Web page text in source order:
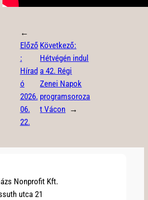
←
Előző
:
Hírad
ó
2026.
06.
22.
Következő:
Hétvégén indul
a 42. Régi
Zenei Napok
programsoroza
t Vácon →
Nonprofit Kft.
utca 21